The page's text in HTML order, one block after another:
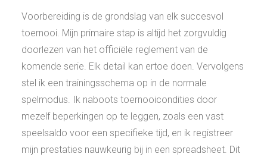
Voorbereiding is de grondslag van elk succesvol
toernooi. Mijn primaire stap is altijd het zorgvuldig
doorlezen van het officiële reglement van de
komende serie. Elk detail kan ertoe doen. Vervolgens
stel ik een trainingsschema op in de normale
spelmodus. Ik naboots toernooicondities door
mezelf beperkingen op te leggen, zoals een vast
speelsaldo voor een specifieke tijd, en ik registreer
mijn prestaties nauwkeurig bij in een spreadsheet. Dit